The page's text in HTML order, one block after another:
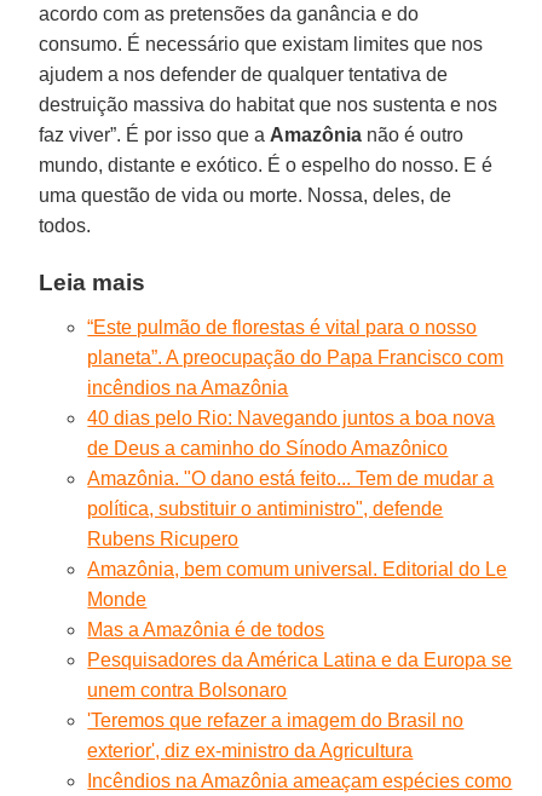
acordo com as pretensões da ganância e do
consumo. É necessário que existam limites que nos
ajudem a nos defender de qualquer tentativa de
destruição massiva do habitat que nos sustenta e nos
faz viver”. É por isso que a Amazônia não é outro
mundo, distante e exótico. É o espelho do nosso. E é
uma questão de vida ou morte. Nossa, deles, de
todos.
Leia mais
“Este pulmão de florestas é vital para o nosso
planeta”. A preocupação do Papa Francisco com
incêndios na Amazônia
40 dias pelo Rio: Navegando juntos a boa nova
de Deus a caminho do Sínodo Amazônico
Amazônia. "O dano está feito... Tem de mudar a
política, substituir o antiministro", defende
Rubens Ricupero
Amazônia, bem comum universal. Editorial do Le
Monde
Mas a Amazônia é de todos
Pesquisadores da América Latina e da Europa se
unem contra Bolsonaro
'Teremos que refazer a imagem do Brasil no
exterior', diz ex-ministro da Agricultura
Incêndios na Amazônia ameaçam espécies como